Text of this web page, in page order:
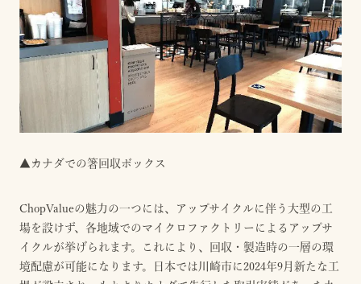
▲カナダでの箸回収ボックス
ChopValueの魅力の一つには、アップサイクルに伴う大型の工
場を設けず、各地域でのマイクロファクトリーによるアップサ
イクルが挙げられます。これにより、回収・製造時の一層の環
境配慮が可能になります。日本では川崎市に2024年9月新たな工